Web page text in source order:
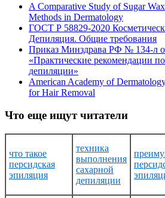
A Comparative Study of Sugar
Methods in Dermatology
ГОСТ Р 58829-2020
Депиляция. Общие требования
Приказ Минздрава РФ № 134-л
«Практические рекомендации
депиляции»
American Academy of
for Hair Removal
Что еще ищут читатели
что такое
персидская
эпиляция
техника
выполнения
сахарной
депиляции